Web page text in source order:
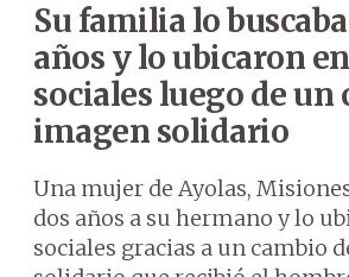
Su familia lo
años y lo ubicaron
sociales luego de un
imagen solidario
Una mujer de Ayolas,
dos años a su hermano y lo
sociales gracias a un cambio